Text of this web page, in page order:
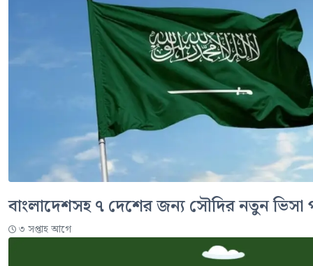
বাংলাদেশসহ ৭ দেশের জন্য সৌদির নতুন ভিসা
৩ সপ্তাহ আগে